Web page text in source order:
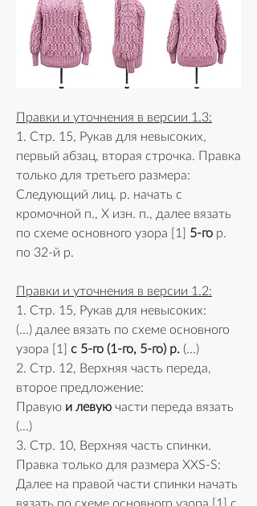
Правки и уточнения в версии 1.3:
1. Стр. 15, Рукав для невысоких,
первый абзац, вторая строчка. Правка
только для третьего размера:
Следующий лиц. р. начать с
кромочной п., Х изн. п., далее вязать
по схеме основного узора [1] 5-го р.
по 32-й р.
Правки и уточнения в версии 1.2:
1. Стр. 15, Рукав для невысоких:
(...) далее вязать по схеме основного
узора [1] с 5-го (1-го, 5-го) р. (...)
2. Стр. 12, Верхняя часть переда,
второе предложение:
Правую и левую части переда вязать
(...)
3. Стр. 10, Верхняя часть спинки.
Правка только для размера XXS-S:
Далее на правой части спинки начать